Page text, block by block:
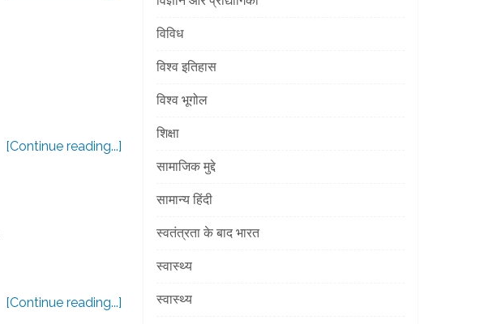
[Continue reading...]
[Continue reading...]
विविध
विश्व इतिहास
विश्व भूगोल
शिक्षा
सामाजिक मुद्दे
सामान्य हिंदी
स्वतंत्रता के बाद भारत
स्वास्थ्य
स्वास्थ्य